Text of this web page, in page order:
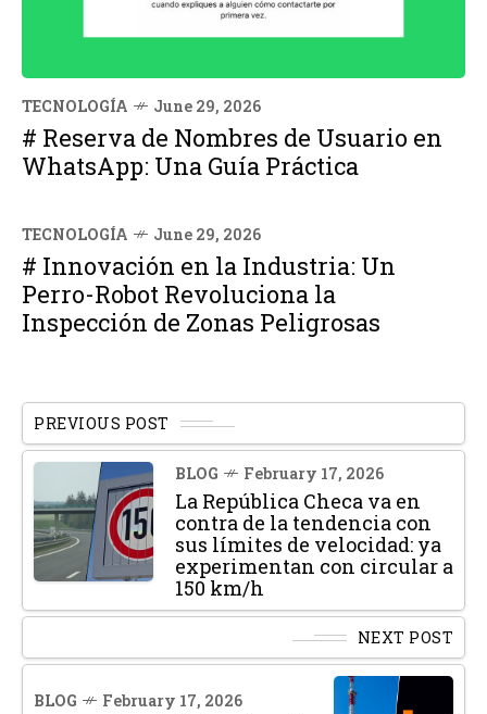
TECNOLOGÍA June 29, 2026
# Reserva de Nombres de Usuario en
WhatsApp: Una Guía Práctica
TECNOLOGÍA June 29, 2026
# Innovación en la Industria: Un
Perro-Robot Revoluciona la
Inspección de Zonas Peligrosas
PREVIOUS POST
BLOG February 17, 2026
La República Checa va en
contra de la tendencia con
sus límites de velocidad: ya
experimentan con circular a
150 km/h
NEXT POST
BLOG February 17, 2026